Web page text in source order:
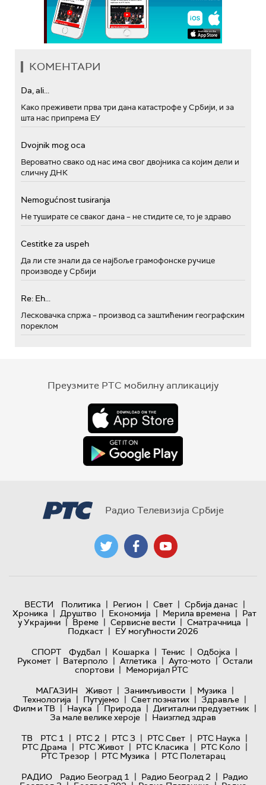
КОМЕНТАРИ
Da, ali...
Како преживети прва три дана катастрофе у Србији, и за
шта нас припрема ЕУ
Dvojnik mog oca
Вероватно свако од нас има свог двојника са којим дели и
сличну ДНК
Nemogućnost tusiranja
Не туширате се сваког дана – не стидите се, то је здраво
Cestitke za uspeh
Да ли сте знали да се најбоље грамофонске ручице
производе у Србији
Re: Eh...
Лесковачка спржа – производ са заштићеним географским
пореклом
Преузмите РТС мобилну апликацију
Радио Телевизија Србије
ВЕСТИ Политика | Регион | Свет | Србија данас |
Хроника | Друштво | Економија | Мерила времена | Рат
у Украјини | Време | Сервисне вести | Сматрачница |
Подкаст | ЕУ могућности 2026
СПОРТ
Фудбал | Кошарка | Тенис | Одбојка |
Рукомет | Ватерполо | Атлетика | Ауто-мото | Остали
спортови | Меморијал РТС
МАГАЗИН
Живот | Занимљивости | Музика |
Технологијa | Путујемо | Свет познатих | Здравље |
Филм и ТВ | Наука | Природа | Дигитални предузетник |
За мале велике хероје | Наизглед здрав
ТВ
РТС 1 | РТС 2 | РТС 3 | РТС Свет | РТС Наука |
РТС Драма | РТС Живот | РТС Класика | РТС Коло |
РТС Трезор | РТС Музика | РТС Полетарац
РАДИО
Радио Београд 1 | Радио Београд 2 | Радио